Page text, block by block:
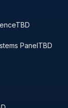
TBD
PanelTBD